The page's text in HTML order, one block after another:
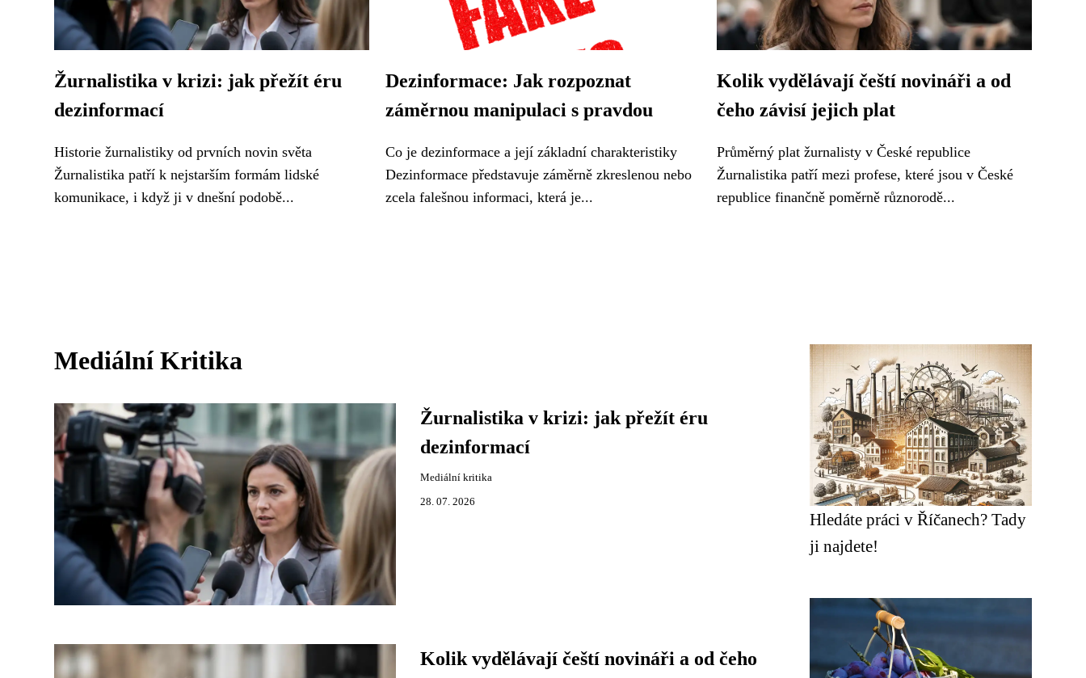
Žurnalistika v krizi: jak přežít éru
dezinformací
Historie žurnalistiky od prvních novin světa
Žurnalistika patří k nejstarším formám lidské
komunikace, i když ji v dnešní podobě...
Dezinformace: Jak rozpoznat
záměrnou manipulaci s pravdou
Co je dezinformace a její základní charakteristiky
Dezinformace představuje záměrně zkreslenou nebo
zcela falešnou informaci, která je...
Kolik vydělávají čeští novináři a od
čeho závisí jejich plat
Průměrný plat žurnalisty v České republice
Žurnalistika patří mezi profese, které jsou v České
republice finančně poměrně různorodě...
Mediální Kritika
Žurnalistika v krizi: jak přežít éru
dezinformací
Mediální kritika
28. 07. 2026
Kolik vydělávají čeští novináři a od čeho
Hledáte práci v Říčanech? Tady
ji najdete!